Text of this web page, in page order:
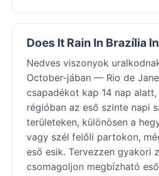
Does It Rain In Brazília
Nedves viszonyok
October-jában — Rio de
csapadékot kap 14 nap
régióban az eső szinte napi
területeken, különösen a
vagy szél felőli partokon,
eső esik. Tervezzen gyakori
csomagoljon megbízható